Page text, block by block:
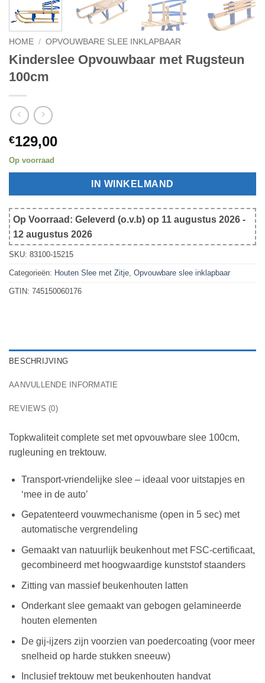
HOME / OPVOUWBARE SLEE INKLAPBAAR
Kinderslee Opvouwbaar met Rugsteun
100cm
€129,00
Op voorraad
IN WINKELMAND
Op Voorraad: Geleverd (o.v.b) op 11 augustus 2026 -
12 augustus 2026
SKU: 83100-15215
Categorieën: Houten Slee met Zitje, Opvouwbare slee inklapbaar
GTIN: 745150060176
BESCHRIJVING
AANVULLENDE INFORMATIE
REVIEWS (0)
Topkwaliteit complete set met opvouwbare slee 100cm,
rugleuning en trektouw.
Transport-vriendelijke slee – ideaal voor uitstapjes en
‘mee in de auto’
Gepatenteerd vouwmechanisme (open in 5 sec) met
automatische vergrendeling
Gemaakt van natuurlijk beukenhout met FSC-certificaat,
gecombineerd met hoogwaardige kunststof staanders
Zitting van massief beukenhouten latten
Onderkant slee gemaakt van gebogen gelamineerde
houten elementen
De gij-ijzers zijn voorzien van poedercoating (voor meer
snelheid op harde stukken sneeuw)
Inclusief trektouw met beukenhouten handvat